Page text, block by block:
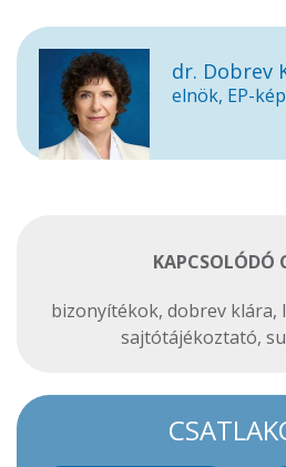
dr. Dobrev
elnök, EP-
KAPCSOLÓDÓ
bizonyítékok, dobrev klára,
sajtótájékoztató,